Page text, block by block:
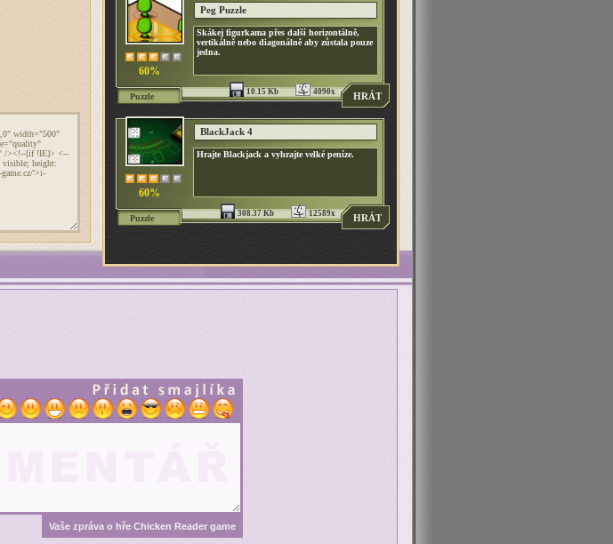
60%
Peg Puzzle
Skákej figurkama přes další horizontálně,
vertikálně nebo diagonálně aby zůstala pouze
jedna.
Puzzle HRÁT
4090x
10.15 Kb
60%
BlackJack 4
Hrajte Blackjack a vyhrajte velké peníze.
Puzzle HRÁT
12589x
308.37 Kb
Vaše zpráva o hře Chicken Reader game